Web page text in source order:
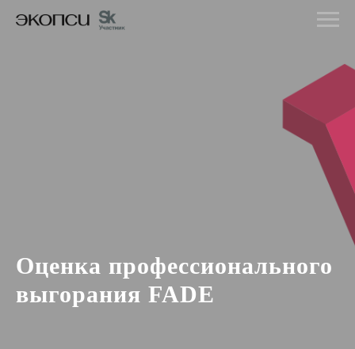
Оценка профессионального
выгорания FADE